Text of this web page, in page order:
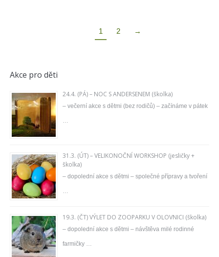
1 2 →
Akce pro děti
24.4. (PÁ) – NOC S ANDERSENEM (školka)
– večerní akce s dětmi (bez rodičů) – začínáme v pátek
…
31.3. (ÚT) – VELIKONOČNÍ WORKSHOP (jesličky +
školka)
– dopolední akce s dětmi – společné přípravy a tvoření
…
19.3. (ČT) VÝLET DO ZOOPARKU V OLOVNICI (školka)
– dopolední akce s dětmi – návštěva milé rodinné
farmičky …